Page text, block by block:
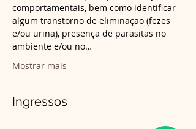
comportamentais, bem como identificar
algum transtorno de eliminação (fezes
e/ou urina), presença de parasitas no
ambiente e/ou no…
Mostrar mais
Ingressos